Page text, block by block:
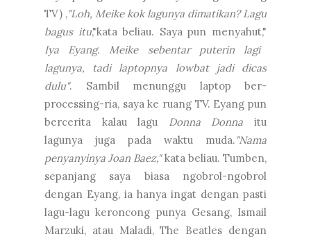
TV) ,"Loh, Meike kok lagunya dimatikan? Lagu
bagus itu,"kata beliau. Saya pun menyahut,"
Iya Eyang. Meike sebentar puterin lagi
lagunya, tadi laptopnya lowbat jadi dicas
dulu". Sambil menunggu laptop ber-
processing-ria, saya ke ruang TV. Eyang pun
bercerita kalau lagu Donna Donna itu
lagunya juga pada waktu muda. "Nama
penyanyinya Joan Baez,"kata beliau. Tumben,
sepanjang saya biasa ngobrol-ngobrol
dengan Eyang, ia hanya ingat dengan pasti
lagu-lagu keroncong punya Gesang, Ismail
Marzuki, atau Maladi, The Beatles dengan